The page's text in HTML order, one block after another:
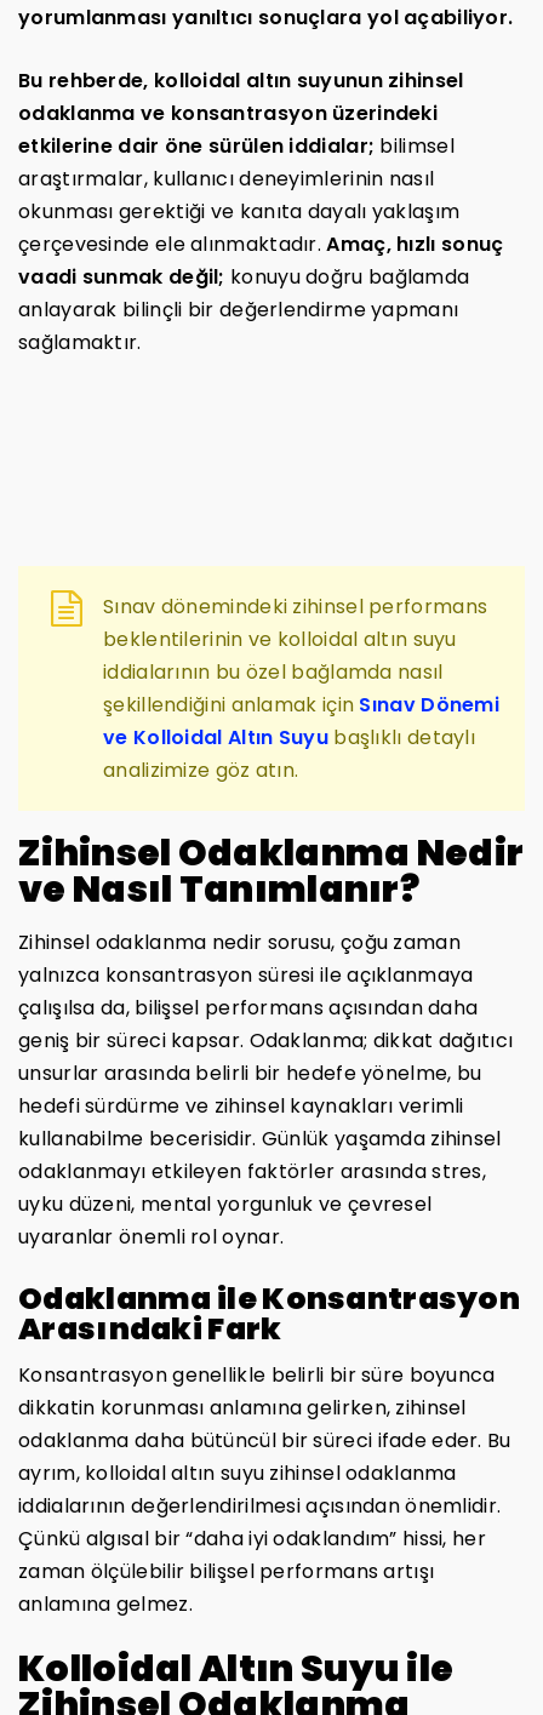
yorumlanması yanıltıcı sonuçlara yol açabiliyor.
Bu rehberde, kolloidal altın suyunun zihinsel
odaklanma ve konsantrasyon üzerindeki
etkilerine dair öne sürülen iddialar; bilimsel
araştırmalar, kullanıcı deneyimlerinin nasıl
okunması gerektiği ve kanıta dayalı yaklaşım
çerçevesinde ele alınmaktadır.Amaç, hızlı sonuç
vaadi sunmak değil; konuyu doğru bağlamda
anlayarak bilinçli bir değerlendirme yapmanı
sağlamaktır.
Sınav dönemindeki zihinsel performans
beklentilerinin ve kolloidal altın suyu
iddialarının bu özel bağlamda nasıl
şekillendiğini anlamak için Sınav Dönemi
ve Kolloidal Altın Suyubaşlıklı detaylı
analizimize göz atın.
Zihinsel Odaklanma Nedir
ve Nasıl Tanımlanır?
Zihinsel odaklanma nedir sorusu, çoğu zaman
yalnızca konsantrasyon süresi ile açıklanmaya
çalışılsa da, bilişsel performans açısından daha
geniş bir süreci kapsar. Odaklanma; dikkat dağıtıcı
unsurlar arasında belirli bir hedefe yönelme, bu
hedefi sürdürme ve zihinsel kaynakları verimli
kullanabilme becerisidir. Günlük yaşamda zihinsel
odaklanmayı etkileyen faktörler arasında stres,
uyku düzeni, mental yorgunluk ve çevresel
uyaranlar önemli rol oynar.
Odaklanma ile Konsantrasyon
Arasındaki Fark
Konsantrasyon genellikle belirli bir süre boyunca
dikkatin korunması anlamına gelirken, zihinsel
odaklanma daha bütüncül bir süreci ifade eder. Bu
ayrım, kolloidal altın suyu zihinsel odaklanma
iddialarının değerlendirilmesi açısından önemlidir.
Çünkü algısal bir “daha iyi odaklandım” hissi, her
zaman ölçülebilir bilişsel performans artışı
anlamına gelmez.
Kolloidal Altın Suyu ile